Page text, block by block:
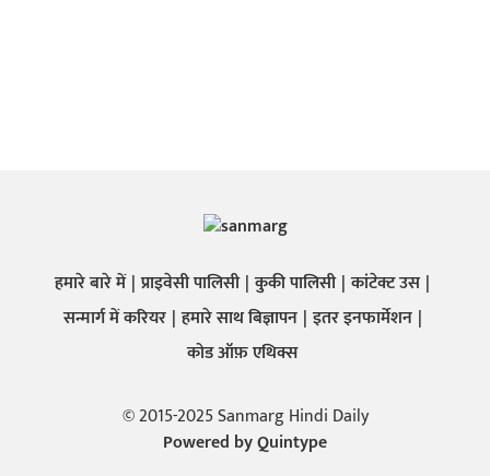
हमारे बारे में प्राइवेसी पालिसी कुकी पालिसी कांटेक्ट उस
सन्मार्ग में करियर हमारे साथ बिज्ञापन इतर इनफार्मेशन
कोड ऑफ़ एथिक्स
© 2015-2025 Sanmarg Hindi Daily
Powered byQuintype